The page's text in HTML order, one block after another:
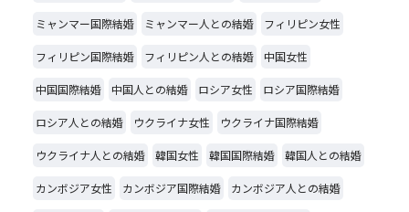
ミャンマー国際結婚 ミャンマー人との結婚 フィリピン女性
フィリピン国際結婚 フィリピン人との結婚 中国女性
中国国際結婚 中国人との結婚 ロシア女性 ロシア国際結婚
ロシア人との結婚 ウクライナ女性 ウクライナ国際結婚
ウクライナ人との結婚 韓国女性 韓国国際結婚 韓国人との結婚
カンボジア女性 カンボジア国際結婚 カンボジア人との結婚